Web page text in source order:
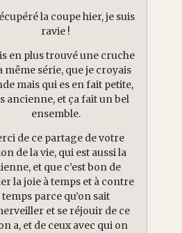
la coupe hier, je suis
ravie !
en plus trouvé une cruche
même série, que je croyais
mais qui es en fait petite,
ancienne, et ça fait un bel
ensemble.
de ce partage de votre
de la vie, qui est aussi la
et que c’est bon de
la joie à temps et à contre
temps parce qu’on sait
et se réjouir de ce
a, et de ceux avec qui on